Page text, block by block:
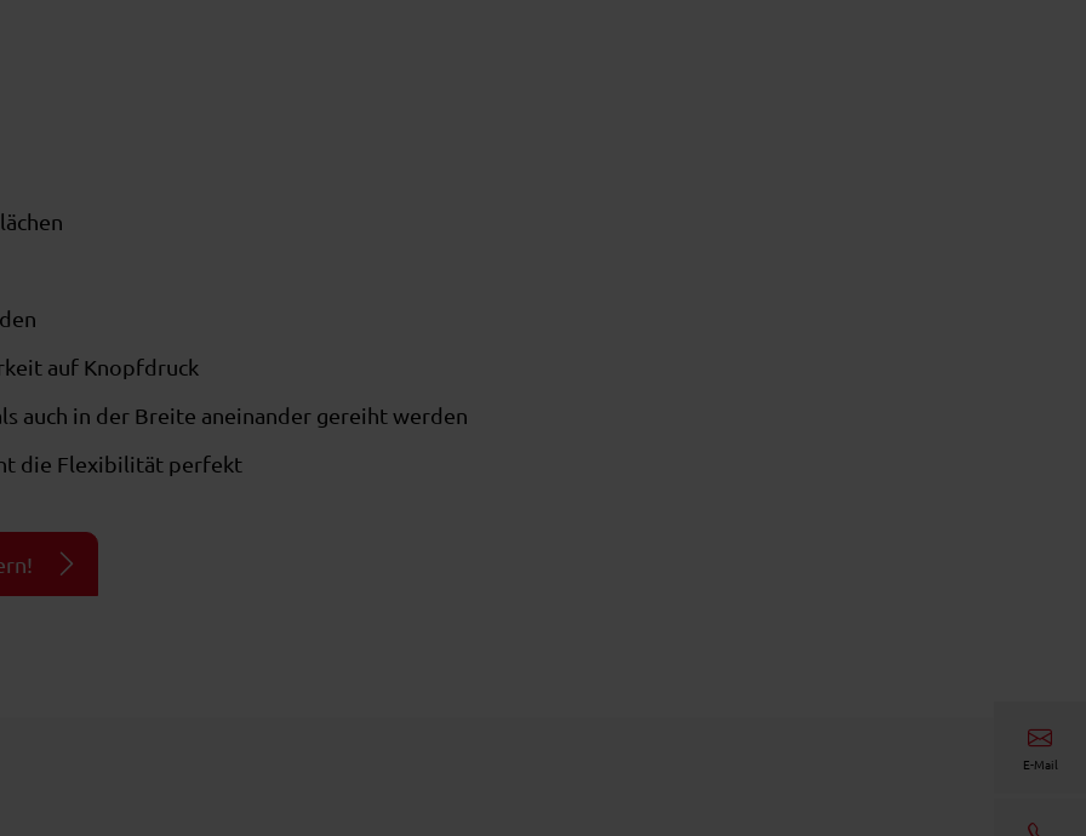
auf Knopfdruck
auch in der Breite aneinander gereiht werden
die Flexibilität perfekt
E-Mail